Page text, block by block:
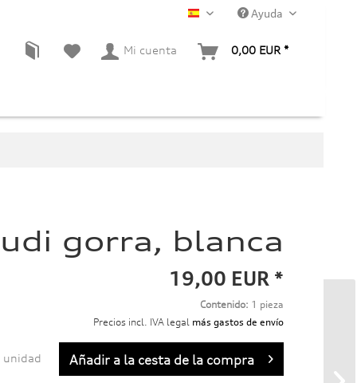
ES Ayuda
Mi cuenta 0,00 EUR *
gorra, blanca
19,00 EUR *
Contenido: 1 pieza
Precios incl. IVA legal más gastos de envío
unidad Añadir a la cesta de la compra